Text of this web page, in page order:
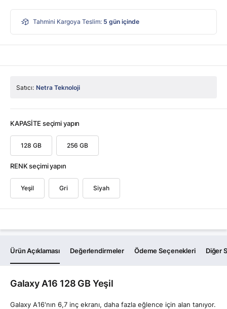
Tahmini Kargoya Teslim: 5 gün içinde
Satıcı: Netra Teknoloji
KAPASİTE seçimi yapın
128 GB 256 GB
RENK seçimi yapın
Yeşil Gri Siyah
Ürün Açıklaması Değerlendirmeler Ödeme Seçenekleri Diğer
Galaxy A16 128 GB Yeşil
Galaxy A16'nın 6,7 inç ekranı, daha fazla eğlence için alan tanıyor.